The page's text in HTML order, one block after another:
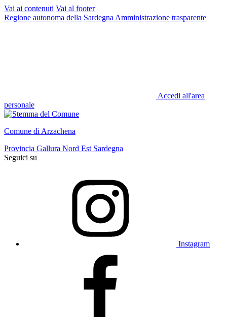
Vai ai contenuti Vai al footer
Regione autonoma della Sardegna Amministrazione trasparente
Accedi all'area
personale
Comune di Arzachena
Provincia Gallura Nord Est Sardegna
Seguici su
Instagram